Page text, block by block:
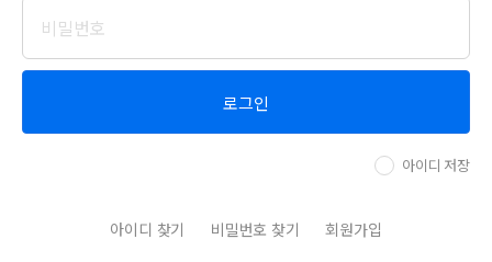
로그인
아이디 저장
아이디 찾기 비밀번호 찾기 회원가입